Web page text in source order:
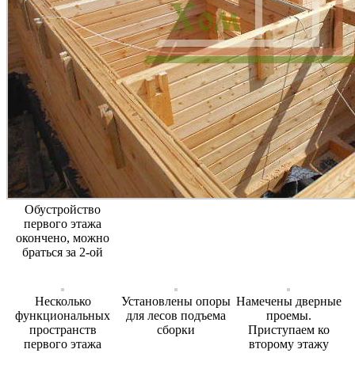
Обустройство
первого этажа
окончено, можно
браться за 2-ой
Несколько
функциональных
пространств
первого этажа
Установлены опоры
для лесов подъема
сборки
Намечены дверные
проемы.
Приступаем ко
второму этажу